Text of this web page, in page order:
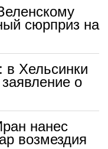
сюрприз на
Хельсинки
о
нанес
возмездия